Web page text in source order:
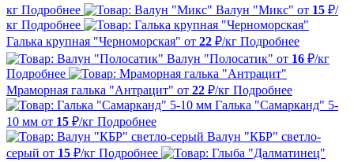
кг Подробнее Валун "Микс" от 15 ₽/
кг Подробнее
Галька крупная "Черноморская" от 22 ₽/кг Подробнее
Валун "Полосатик" от 16 ₽/кг
Подробнее
Мраморная галька "Антрацит" от 22 ₽/кг Подробнее
Галька "Самарканд" 5-
10 мм от 15 ₽/кг Подробнее
Валун "КБР" светло-
серый от 15 ₽/кг Подробнее